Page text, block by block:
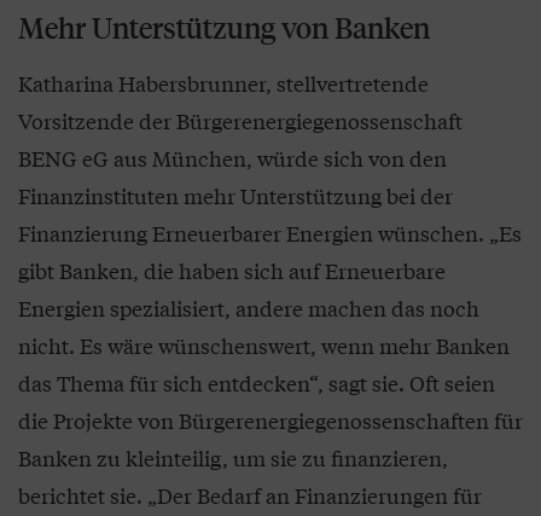
Mehr Unterstützung von Banken
Katharina Habersbrunner, stellvertretende
Vorsitzende der Bürgerenergiegenossenschaft
BENG eG aus München, würde sich von den
Finanzinstituten mehr Unterstützung bei der
Finanzierung Erneuerbarer Energien wünschen. „Es
gibt Banken, die haben sich auf Erneuerbare
Energien spezialisiert, andere machen das noch
nicht. Es wäre wünschenswert, wenn mehr Banken
das Thema für sich entdecken“, sagt sie. Oft seien
die Projekte von Bürgerenergiegenossenschaften für
Banken zu kleinteilig, um sie zu finanzieren,
berichtet sie. „Der Bedarf an Finanzierungen für